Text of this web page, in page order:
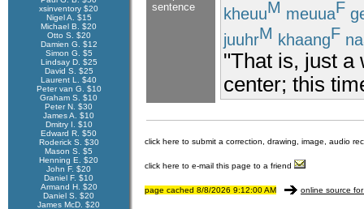
xsinventory $20
Nigel A. $15
Michael B. $20
Otto S. $20
Damien G. $12
Simon G. $5
Lindsay D. $25
David S. $25
Laurent L. $40
Peter van G. $10
Graham S. $10
Peter N. $30
James A. $10
Dmitry I. $10
Edward R. $50
Roderick S. $30
Mason S. $5
Henning E. $20
John F. $20
Daniel F. $10
Armand H. $20
Daniel S. $20
James McD. $20
sentence
kheuuM meuuaF
juuhrM khaangF
"That is, just a
center; this
click here to submit a correction, drawing, image, audio
click here to e-mail this page to a friend
page cached 8/8/2026 9:12:00 AM online source